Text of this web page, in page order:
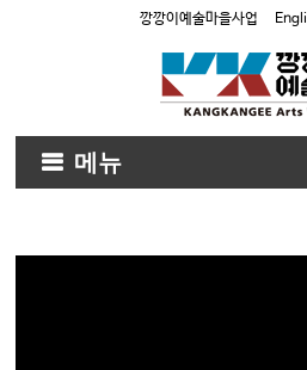
깡깡이예술마을사업
메뉴